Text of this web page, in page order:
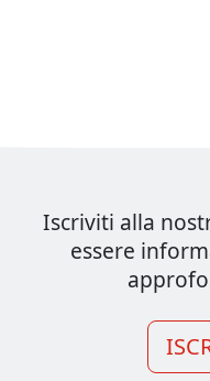
Iscriviti alla
essere